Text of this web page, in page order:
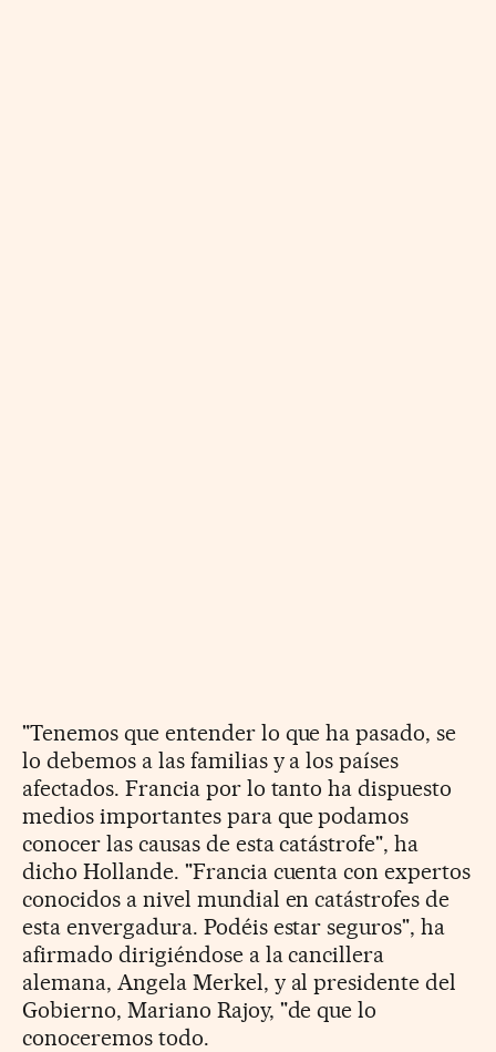
"Tenemos que entender lo que ha pasado, se
lo debemos a las familias y a los países
afectados. Francia por lo tanto ha dispuesto
medios importantes para que podamos
conocer las causas de esta catástrofe", ha
dicho Hollande. "Francia cuenta con expertos
conocidos a nivel mundial en catástrofes de
esta envergadura. Podéis estar seguros", ha
afirmado dirigiéndose a la cancillera
alemana, Angela Merkel, y al presidente del
Gobierno, Mariano Rajoy, "de que lo
conoceremos todo.